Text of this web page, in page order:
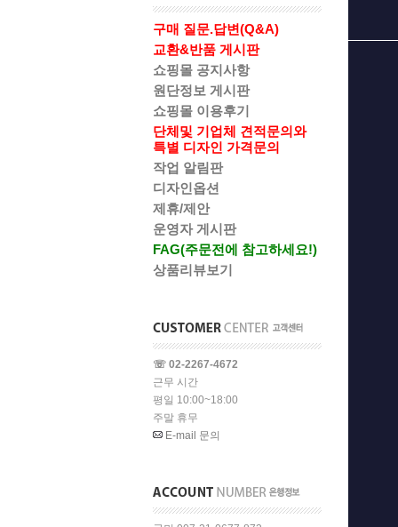
구매 질문.답변(Q&A)
교환&반품 게시판
쇼핑몰 공지사항
원단정보 게시판
쇼핑몰 이용후기
단체및 기업체 견적문의와
특별 디자인 가격문의
작업 알림판
디자인옵션
제휴/제안
운영자 게시판
FAG(주문전에 참고하세요!)
상품리뷰보기
☏ 02-2267-4672
근무 시간
평일 10:00~18:00
주말 휴무
E-mail 문의